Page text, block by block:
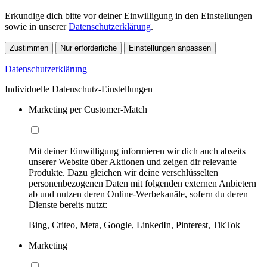
Erkundige dich bitte vor deiner Einwilligung in den Einstellungen
sowie in unsererDatenschutzerklärung.
Zustimmen Nur erforderliche Einstellungen anpassen
Datenschutzerklärung
Individuelle Datenschutz-Einstellungen
Marketing per Customer-Match
Mit deiner Einwilligung informieren wir dich auch abseits
unserer Website über Aktionen und zeigen dir relevante
Produkte. Dazu gleichen wir deine verschlüsselten
personenbezogenen Daten mit folgenden externen Anbietern
ab und nutzen deren Online-Werbekanäle, sofern du deren
Dienste bereits nutzt:
Bing, Criteo, Meta, Google, LinkedIn, Pinterest, TikTok
Marketing